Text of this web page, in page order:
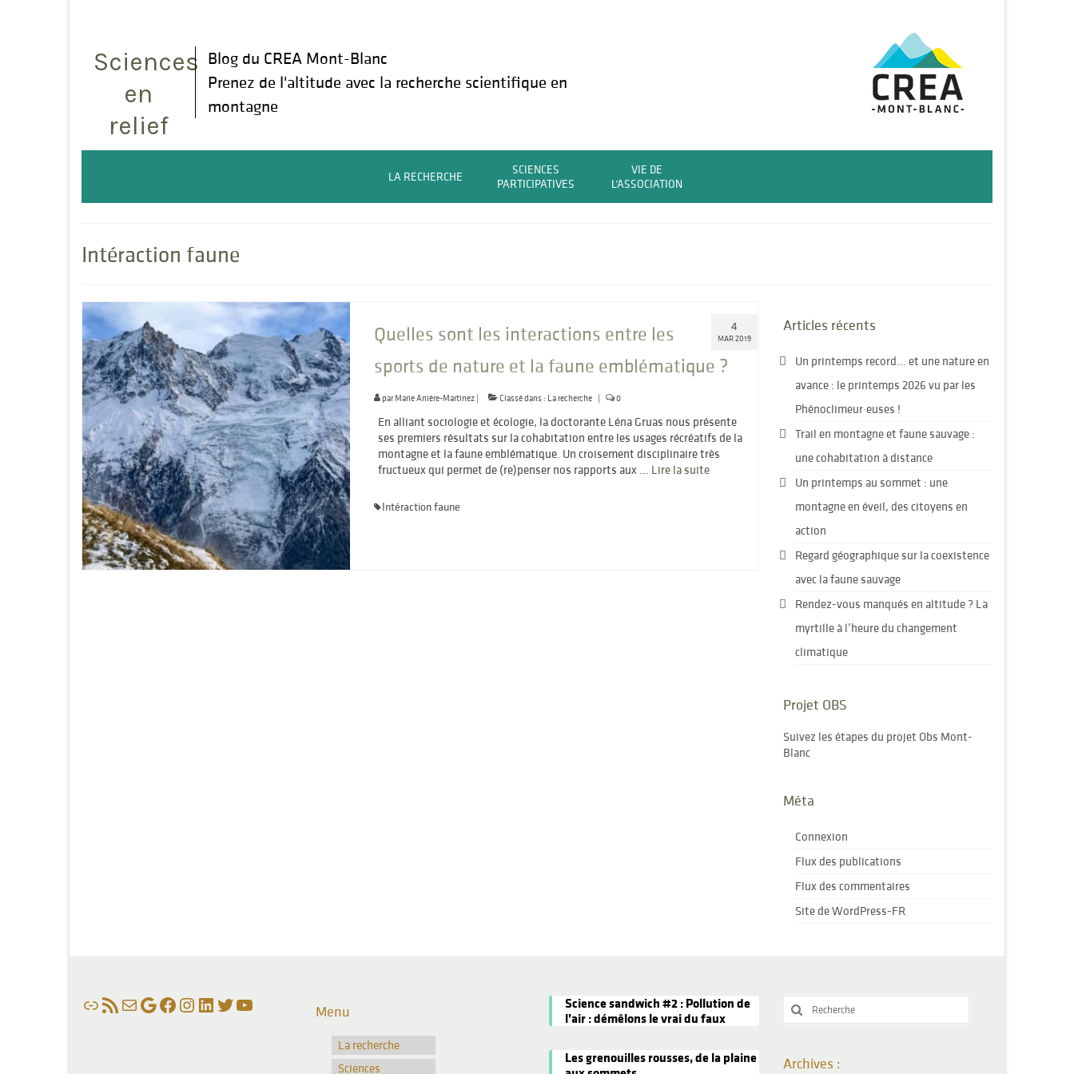
Sciences
en
relief
Blog du CREA Mont-Blanc
Prenez de l'altitude avec la recherche scientifique en
montagne
LA RECHERCHE
SCIENCES
PARTICIPATIVES
VIE DE
L’ASSOCIATION
Intéraction faune
4
MAR 2019
Quelles sont les interactions entre les
sports de nature et la faune emblématique ?
parMarie Anière-Martinez| Classé dans : La recherche | 0
En alliant sociologie et écologie, la doctorante Léna Gruas nous présente
ses premiers résultats sur la cohabitation entre les usages récréatifs de la
montagne et la faune emblématique. Un croisement disciplinaire très
fructueux qui permet de (re)penser nos rapports aux … Lire la suite­­
Intéraction faune
Articles récents
Un printemps record… et une nature en
avance : le printemps 2026 vu par les
Phénoclimeur·euses !
Trail en montagne et faune sauvage :
une cohabitation à distance
Un printemps au sommet : une
montagne en éveil, des citoyens en
action
Regard géographique sur la coexistence
avec la faune sauvage
Rendez-vous manqués en altitude ? La
myrtille à l’heure du changement
climatique
Projet OBS
Suivez les étapes du projet Obs Mont-
Blanc
Méta
Connexion
Flux des publications
Flux des commentaires
Site de WordPress-FR
LienFlux RSSE-mailGoogle
Facebook
Instagram
LinkedIn
Twitter
YouTube Menu
La recherche
Sciences
Science sandwich #2 : Pollution de
l’air : démêlons le vrai du faux
Les grenouilles rousses, de la plaine
Rechercher
Archives :